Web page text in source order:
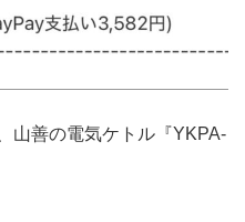
山善の電気ケトル『YKPA-